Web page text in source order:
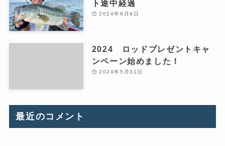
ト途中経過
2024年6月9日
2024 ロッドプレゼントキャ
ンペーン始めました！
2024年5月31日
最近のコメント